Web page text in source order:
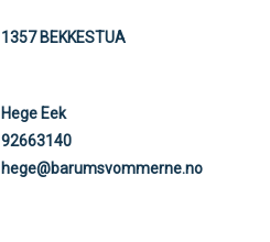
1357 BEKKESTUA
Hege Eek
92663140
hege@barumsvommerne.no